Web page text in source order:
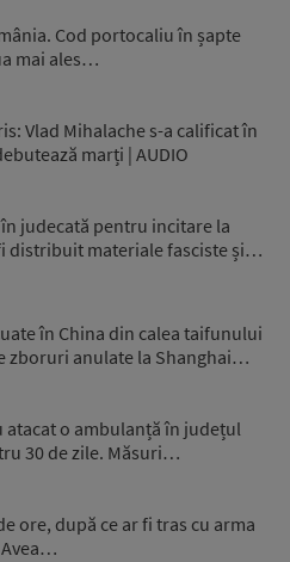
Cod portocaliu în șapte
mai ales…
Vlad Mihalache s-a calificat în
marți | AUDIO
judecată pentru incitare la
distribuit materiale fasciste și…
în China din calea taifunului
zboruri anulate la Shanghai…
atacat o ambulanță în județul
30 de zile. Măsuri…
ore, după ce ar fi tras cu arma